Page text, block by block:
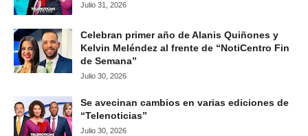
Julio 31, 2026
Celebran primer año de Alanis Quiñones y
Kelvin Meléndez al frente de “NotiCentro Fin
de Semana”
Julio 30, 2026
Se avecinan cambios en varias ediciones de
“Telenoticias”
Julio 30, 2026